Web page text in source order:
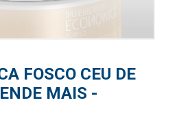
FOSCO CEU DE
MAIS -